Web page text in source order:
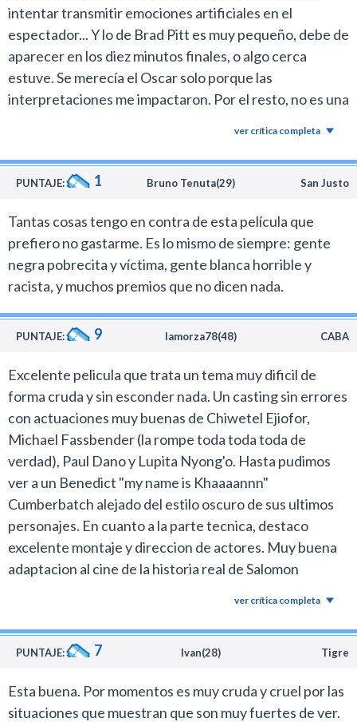
intentar transmitir emociones artificiales en el
espectador... Y lo de Brad Pitt es muy pequeño, debe de
aparecer en los diez minutos finales, o algo cerca
estuve. Se merecía el Oscar solo porque las
interpretaciones me impactaron. Por el resto, no es una
tengo decidido. Me gustó, eso es todo.
ver crítica completa
PUNTAJE: 1 Bruno Tenuta(29) San Justo
Tantas cosas tengo en contra de esta película que
prefiero no gastarme. Es lo mismo de siempre: gente
negra pobrecita y víctima, gente blanca horrible y
racista, y muchos premios que no dicen nada.
PUNTAJE: 9 lamorza78(48) CABA
Excelente pelicula que trata un tema muy dificil de
forma cruda y sin esconder nada. Un casting sin errores
con actuaciones muy buenas de Chiwetel Ejiofor,
Michael Fassbender (la rompe toda toda toda de
verdad), Paul Dano y Lupita Nyong'o. Hasta pudimos
ver a un Benedict "my name is Khaaaannn"
Cumberbatch alejado del estilo oscuro de sus ultimos
personajes. En cuanto a la parte tecnica, destaco
excelente montaje y direccion de actores. Muy buena
adaptacion al cine de la historia real de Salomon
por su color de piel. El castigo, el destrato y la ignoracia.
Excelente pelicula de verdad.
ver crítica completa
PUNTAJE: 7 Ivan(28) Tigre
Esta buena. Por momentos es muy cruda y cruel por las
situaciones que muestran que son muy fuertes de ver.